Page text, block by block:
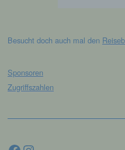
Besucht doch auch mal den
Sponsoren
Zugriffszahlen
Facebook
die betroffene
sie mit der